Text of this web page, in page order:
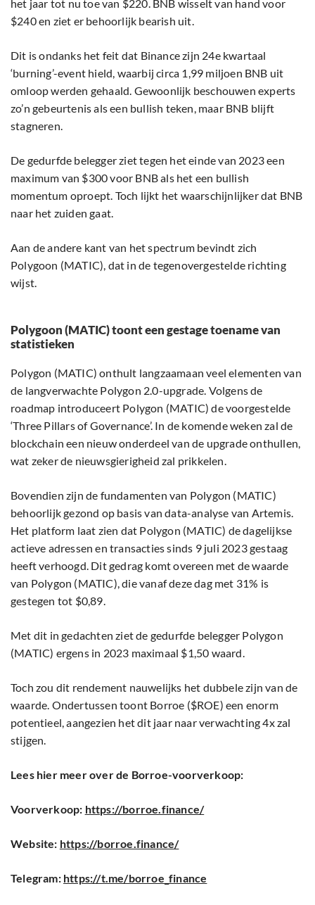
het jaar tot nu toe van $220. BNB wisselt van hand voor
$240 en ziet er behoorlijk bearish uit.
Dit is ondanks het feit dat Binance zijn 24e kwartaal
‘burning’-event hield, waarbij circa 1,99 miljoen BNB uit
omloop werden gehaald. Gewoonlijk beschouwen experts
zo’n gebeurtenis als een bullish teken, maar BNB blijft
stagneren.
De gedurfde belegger ziet tegen het einde van 2023 een
maximum van $300 voor BNB als het een bullish
momentum oproept. Toch lijkt het waarschijnlijker dat BNB
naar het zuiden gaat.
Aan de andere kant van het spectrum bevindt zich
Polygoon (MATIC), dat in de tegenovergestelde richting
wijst.
Polygoon (MATIC) toont een gestage toename van
statistieken
Polygon (MATIC) onthult langzaamaan veel elementen van
de langverwachte Polygon 2.0-upgrade. Volgens de
roadmap introduceert Polygon (MATIC) de voorgestelde
‘Three Pillars of Governance’. In de komende weken zal de
blockchain een nieuw onderdeel van de upgrade onthullen,
wat zeker de nieuwsgierigheid zal prikkelen.
Bovendien zijn de fundamenten van Polygon (MATIC)
behoorlijk gezond op basis van data-analyse van Artemis.
Het platform laat zien dat Polygon (MATIC) de dagelijkse
actieve adressen en transacties sinds 9 juli 2023 gestaag
heeft verhoogd. Dit gedrag komt overeen met de waarde
van Polygon (MATIC), die vanaf deze dag met 31% is
gestegen tot $0,89.
Met dit in gedachten ziet de gedurfde belegger Polygon
(MATIC) ergens in 2023 maximaal $1,50 waard.
Toch zou dit rendement nauwelijks het dubbele zijn van de
waarde. Ondertussen toont Borroe ($ROE) een enorm
potentieel, aangezien het dit jaar naar verwachting 4x zal
stijgen.
Lees hier meer over de Borroe-voorverkoop:
Voorverkoop: https://borroe.finance/
Website: https://borroe.finance/
Telegram: https://t.me/borroe_finance